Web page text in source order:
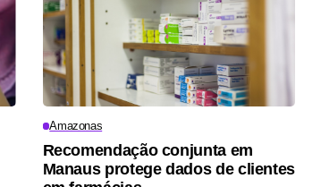
Amazonas
Recomendação conjunta em
Manaus protege dados de clientes